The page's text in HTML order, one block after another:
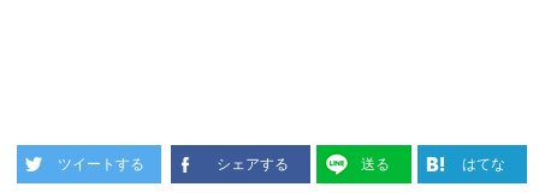
ツイートする シェアする 送る はてな